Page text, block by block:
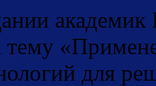
тему
для